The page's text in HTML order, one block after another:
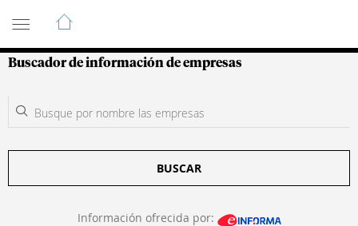
Guía de Empresas Colombianas
Buscador de información de empresas
BUSCAR
Información ofrecida por: